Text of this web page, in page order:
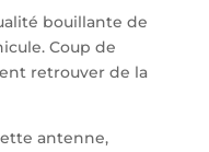
bouillante de
Coup de
retrouver de la
antenne,